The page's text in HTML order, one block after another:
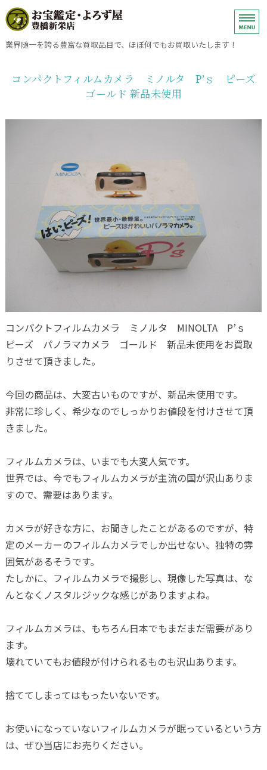
ブランド品、金、プラチナ・銀
業界随一を誇る豊富な買取品目で、ほぼ何でもお買取いたします！
ホーム
金・プラチナ・銀・ダイヤモンドの売却
コンパクトフィルムカメラ ミノルタ P’ｓ ピーズ
ゴールド 新品未使用
コンパクトフィルムカメラ ミノルタ MINOLTA P’ｓ
ピーズ パノラマカメラ ゴールド 新品未使用をお買取
りさせて頂きました。
今回の商品は、大変古いものですが、新品未使用です。
非常に珍しく、希少なのでしっかりお値段を付けさせて頂
きました。
フィルムカメラは、いまでも大変人気です。
世界では、今でもフィルムカメラが主流の国が沢山ありま
すので、需要はあります。
カメラが好きな方に、お聞きしたことがあるのですが、特
定のメーカーのフィルムカメラでしか出せない、独特の雰
囲気があるそうです。
たしかに、フィルムカメラで撮影し、現像した写真は、な
んとなくノスタルジックな感じがありますよね。
フィルムカメラは、もちろん日本でもまだまだ需要があり
ます。
壊れていてもお値段が付けられるものも沢山あります。
捨ててしまってはもったいないです。
お使いになっていないフィルムカメラが眠っているという方
は、ぜひ当店にお売りください。